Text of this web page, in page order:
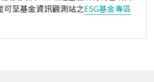
可至基金資訊觀測站之ESG基金專區